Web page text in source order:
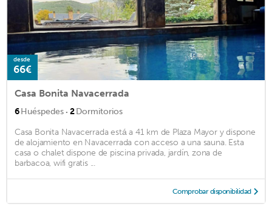
desde
66€
Casa Bonita Navacerrada
6Huéspedes · 2Dormitorios
Casa Bonita Navacerrada está a 41 km de Plaza Mayor y dispone
de alojamiento en Navacerrada con acceso a una sauna. Esta
casa o chalet dispone de piscina privada, jardín, zona de
barbacoa, wifi gratis ...
Comprobar disponibilidad